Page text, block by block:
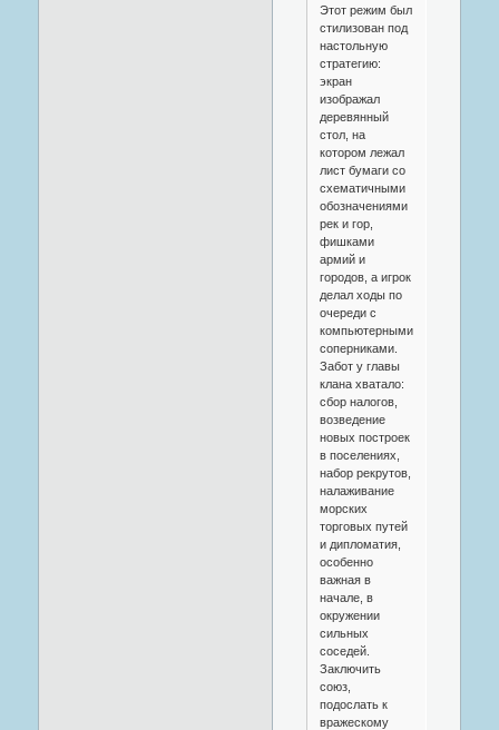
Этот режим был
стилизован под
настольную
стратегию:
экран
изображал
деревянный
стол, на
котором лежал
лист бумаги со
схематичными
обозначениями
рек и гор,
фишками
армий и
городов, а игрок
делал ходы по
очереди с
компьютерными
соперниками.
Забот у главы
клана хватало:
сбор налогов,
возведение
новых построек
в поселениях,
набор рекрутов,
налаживание
морских
торговых путей
и дипломатия,
особенно
важная в
начале, в
окружении
сильных
соседей.
Заключить
союз,
подослать к
вражескому